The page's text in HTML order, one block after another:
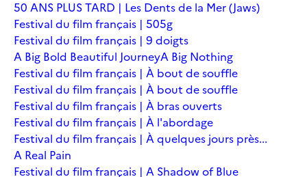
50 ANS PLUS TARD | Les Dents de la Mer (Jaws)
Festival du film français | 505g
Festival du film français | 9 doigts
A Big Bold Beautiful JourneyA Big Nothing
Festival du film français | À bout de souffle
Festival du film français | À bout de souffle
Festival du film français | À bras ouverts
Festival du film français | À l'abordage
Festival du film français | À quelques jours près...
A Real Pain
Festival du film français | A Shadow of Blue